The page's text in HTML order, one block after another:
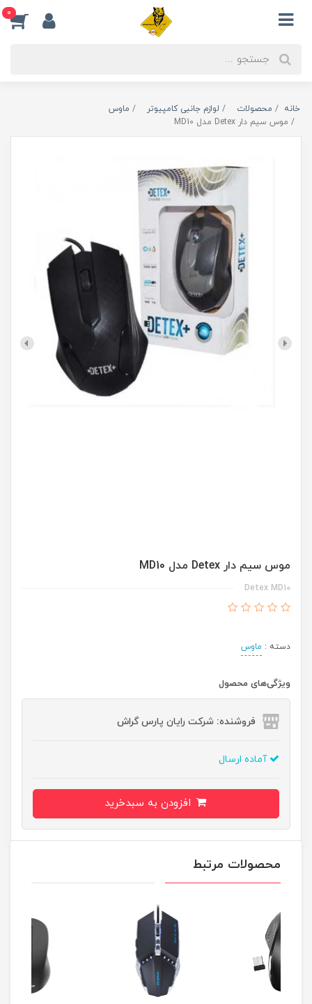
0
خانه محصولات لوازم جانبی کامپیوتر
ماوس
موس سیم دار Detex مدل MD10
موس سیم دار Detex مدل MD10
Detex MD10
دسته : ماوس
ویژگی‌های محصول
فروشنده: شرکت رایان پارس گراش
آماده ارسال
محصولات مرتبط